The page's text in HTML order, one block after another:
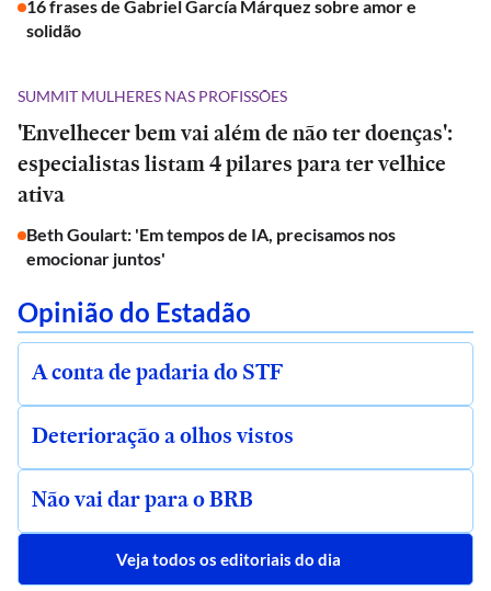
16 frases de Gabriel García Márquez sobre amor e
solidão
SUMMIT MULHERES NAS PROFISSÕES
'Envelhecer bem vai além de não ter doenças':
especialistas listam 4 pilares para ter velhice
ativa
Beth Goulart: 'Em tempos de IA, precisamos nos
emocionar juntos'
Opinião do Estadão
A conta de padaria do STF
Deterioração a olhos vistos
Não vai dar para o BRB
Veja todos os editoriais do dia